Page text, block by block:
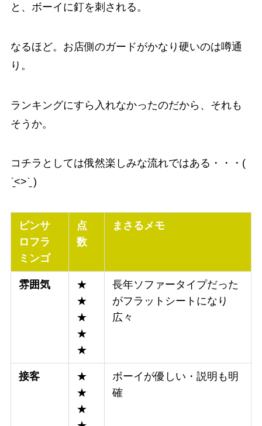
と、ボーイに釘を刺される。
なるほど。お店側のガードがかなり硬いのは噂通
り。
ランキングにすら入れなかったのだから、それも
そうか。
コチラとしては俄然楽しみな流れではある・・・(
ˊ̱˂˃ˋ̱ )
ピンサ
ロフラ
ミンゴ
点
数
まさるメモ
雰囲気
★
★
★
★
★
長年ソファータイプだった
がフラットシートになり
広々
接客
★
★
★
ボーイが優しい・説明も明
確